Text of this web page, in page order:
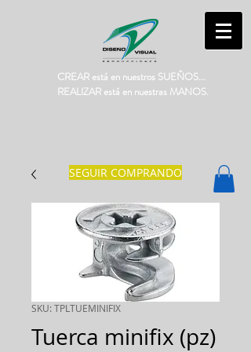
CREAR está en nuestros SUEÑOS...
REALIZAR está en nuestras MANOS.
SKU: TPLTUEMINIFIX
Tuerca minifix (pz)
SEGUIR COMPRANDO